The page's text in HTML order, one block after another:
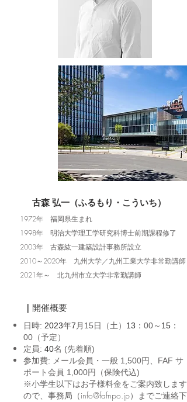
古森 弘一（ふるもり・こういち）
1972年 福岡県生まれ
1998年 明治大学理工学研究科博士前期課程修了
2003年 古森紘一建築設計事務所設立
2010～2020年 九州大学／九州工業大学非常勤講師
​2021年～ 北九州市立大学非常勤講師
｜ ​開催概要
日時: 2023年7 月15日（土） 13 ：00～ 15 ：
00（予定）
定員: 40名 (先着順)
参加費: メール会員・一般 1,500円、FAF サ
ポート会員 1,000円（保険代込)
※小学生以下はお子様料金をご案内致します
ので、事務局（info@fafnpo.jp）までご連絡下